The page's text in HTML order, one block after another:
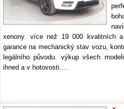
xenony. více než 19 000 kvalitních
garance na mechanický stav vozu,
legálního původu. výkup všech
ihned a v hotovosti.…